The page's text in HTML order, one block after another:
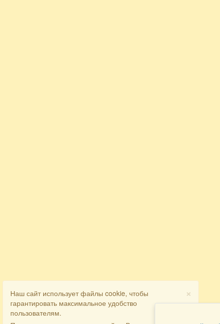
×
Наш сайт использует файлы cookie, чтобы
гарантировать максимальное удобство
пользователям.